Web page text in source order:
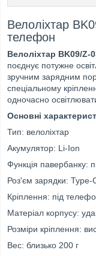
Велоліхтар
телефон
Велоліхтар BK09/Z-
поєднує потужне
зручним зарядним
спеціальному
одночасно
Основні
Тип: велоліхтар
Акумулятор: Li-Ion
Функція павербанку:
Роз'єм зарядки: Type-
Кріплення: під
Матеріал корпусу:
Розміри кріплення:
Вес: близько 200 г